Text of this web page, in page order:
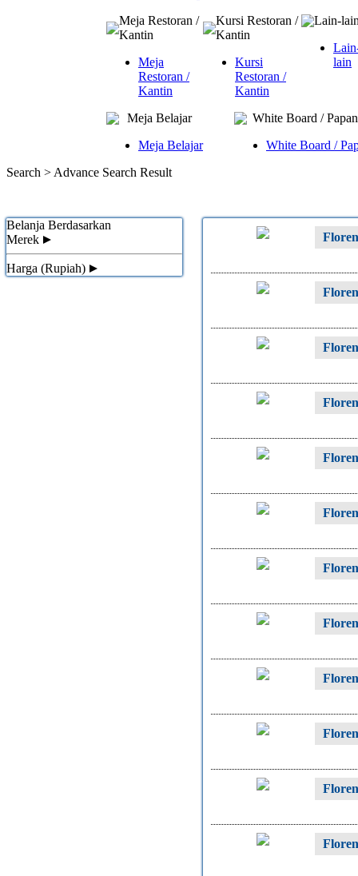
Meja Restoran /
Kantin
Meja
Restoran /
Kantin
Kursi Restoran /
Kantin
Kursi
Restoran /
Kantin
Lain-
lain
Meja Belajar
Meja Belajar
White Board /
White Board /
Search > Advance Search Result
Belanja Berdasarkan
Merek
Harga (Rupiah)